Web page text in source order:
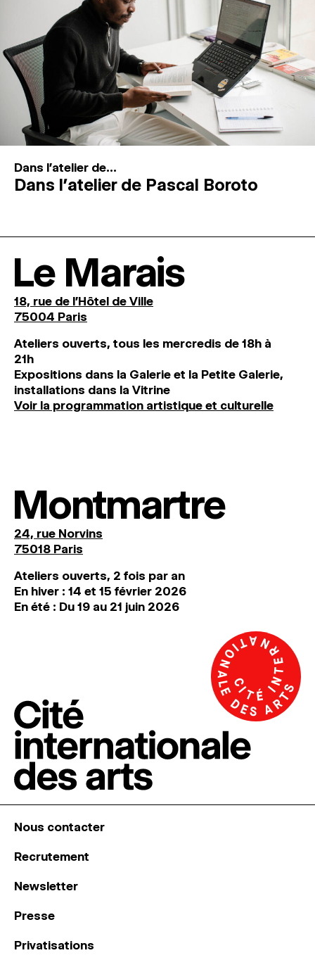
Dans l'atelier de...
Dans l’atelier de Pascal Boroto
Le Marais
18, rue de l'Hôtel de Ville
75004 Paris
Ateliers ouverts, tous les mercredis de 18h à
21h
Expositions dans la Galerie et la Petite Galerie,
installations dans la Vitrine
Voir la programmation artistique et culturelle
Montmartre
24, rue Norvins
75018 Paris
Ateliers ouverts, 2 fois par an
En hiver : 14 et 15 février 2026
En été : Du 19 au 21 juin 2026
Nous contacter
Recrutement
Newsletter
Presse
Privatisations